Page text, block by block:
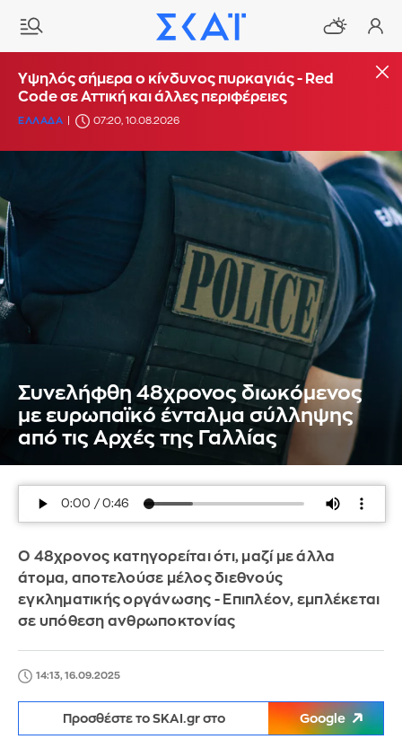
Υψηλός σήμερα ο κίνδυνος πυρκαγιάς - Red
Code σε Αττική και άλλες περιφέρειες
ΕΛΛΑΔΑ 07:20, 10.08.2026
Συνελήφθη 48χρονος διωκόμενος
με ευρωπαϊκό ένταλμα σύλληψης
από τις Αρχές της Γαλλίας
Ο 48χρονος κατηγορείται ότι, μαζί με άλλα
άτομα, αποτελούσε μέλος διεθνούς
εγκληματικής οργάνωσης - Επιπλέον, εμπλέκεται
σε υπόθεση ανθρωποκτονίας
14:13, 16.09.2025
Προσθέστε το SKAI.gr στο Google